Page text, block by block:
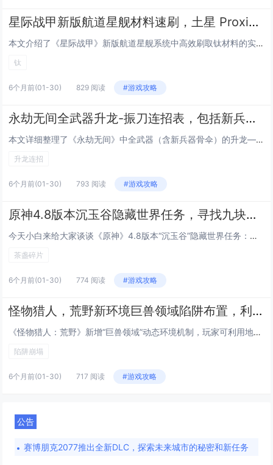
星际战甲新版航道星舰材料速刷，土星 Proxima 地区无限刷钛的坐标点
本文介绍了《星际战甲》新版航道星舰系统中高效刷取钛材料的实用技巧，重点聚焦于土星Proxima区域，该地区存在一个稳定、可重复利用的坐标点，玩家通过特定任务或入侵节点进入后，可实现钛资源的无限循环刷取，显著提升星舰建造与升级所需材料的获取效...
钛
6个月前(01-30) 829 阅读 #游戏攻略
永劫无间全武器升龙-振刀连招表，包括新兵器骨伞在内的帧数分析
本文详细整理了《永劫无间》中全武器（含新兵器骨伞）的升龙—振刀连招体系，并基于精确帧数分析，揭示各连招的关键窗口期与衔接逻辑，内容涵盖太刀、长剑、双刀、匕首、长枪、阔刀、弓箭及骨伞等八种武器在升龙命中后接振刀的可行性、成功帧数要求（如升龙落...
升龙连招
6个月前(01-30) 793 阅读 #游戏攻略
原神4.8版本沉玉谷隐藏世界任务，寻找九块茶盏碎片的完整线索链
今天小白来给大家谈谈《原神》4.8版本“沉玉谷”隐藏世界任务：寻找九块“茶盏碎片”的完整线索链。，以及对应的知识点，希望对大家有所帮助，不要忘了收藏本站呢今天给各位分享《原神》4.8版本“沉玉谷”隐藏世界任务：寻找九块“茶盏碎片”的完整线索...
茶盏碎片
6个月前(01-30) 774 阅读 #游戏攻略
怪物猎人，荒野新环境巨兽领域陷阱布置，利用崩塌地形秒杀大型怪物的触发点
《怪物猎人：荒野》新增“巨兽领域”动态环境机制，玩家可利用地形陷阱实现高爆发击杀，在特定区域，通过攻击脆弱岩壁、引诱怪物踩踏承重结构或使用音爆弹等道具，可触发大规模崩塌——如悬崖坍塌、巨石滚落或地裂陷落，对大型怪物造成巨额伤害甚至一击秒杀，...
陷阱崩塌
6个月前(01-30) 717 阅读 #游戏攻略
公告
赛博朋克2077推出全新DLC，探索未来城市的秘密和新任务